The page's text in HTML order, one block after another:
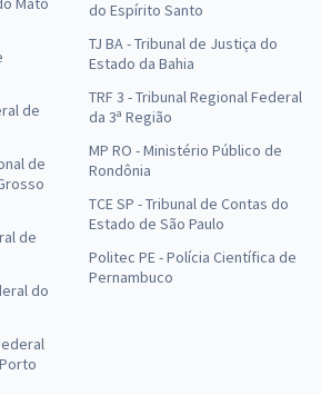
- FMS - Auxiliar de Farmácia (Pós-edital)
R$ 263,92
à vista
R$21,99
R$ 65,98 (-20%)
Comprar
- FMS - Técnico em Laboratório FMS (Pós-
R$ 263,92
de
de
de
do
do Espírito Santo
TJ BA - Tribunal de Justiça do
Estado da Bahia
TRF 3 - Tribunal Regional Federal
da 3ª Região
MP RO - Ministério Público de
Rondônia
TCE SP - Tribunal de Contas do
Estado de São Paulo
Politec PE - Polícia Científica de
Pernambuco